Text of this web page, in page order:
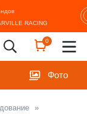
RACING
0
Фото
»